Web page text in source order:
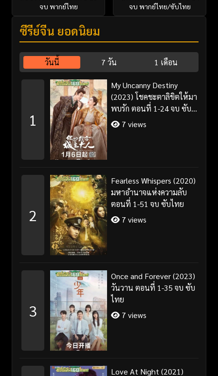
จบ พากย์ไทย
จบ พากย์ไทย/ซับไทย
ซีรี่ย์จีน ยอดนิยม
วันนี้ 7 วัน 1 เดือน
1
My Uncanny Destiny
(2023) โชคชะตาลิขิตให้มา
พบรัก ตอนที่ 1-24 จบ ซับ
ไทย/พากย์ไทย
7 views
2
Fearless Whispers (2020)
มหาอำนาจแห่งความลับ
ตอนที่ 1-51 จบ ซับไทย
7 views
3
Once and Forever (2023)
วันวาน ตอนที่ 1-35 จบ ซับ
ไทย
7 views
Love At Night (2021)